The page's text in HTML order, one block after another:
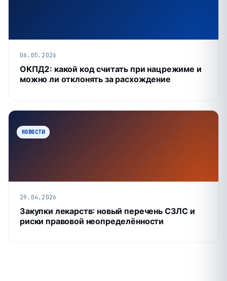
06.05.2026
ОКПД2: какой код считать при нацрежиме и
можно ли отклонять за расхождение
НОВОСТИ
29.04.2026
Закупки лекарств: новый перечень СЗЛС и
риски правовой неопределённости